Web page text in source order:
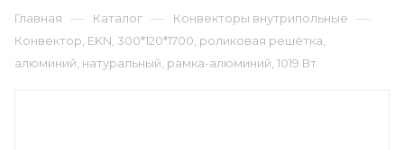
Главная — Каталог — Конвекторы внутрипольные —
Конвектор, EKN, 300*120*1700, роликовая решётка,
алюминий, натуральный, рамка-алюминий, 1019 Вт